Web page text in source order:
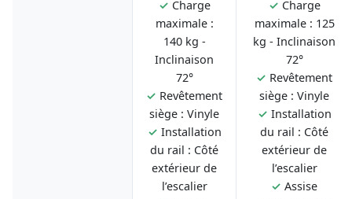
✓ Charge
maximale :
140 kg -
Inclinaison
72°
✓ Revêtement
siège : Vinyle
✓ Installation
du rail : Côté
extérieur de
l’escalier
✓ Charge
maximale : 125
kg - Inclinaison
72°
✓ Revêtement
siège : Vinyle
✓ Installation
du rail : Côté
extérieur de
l’escalier
✓ Assise